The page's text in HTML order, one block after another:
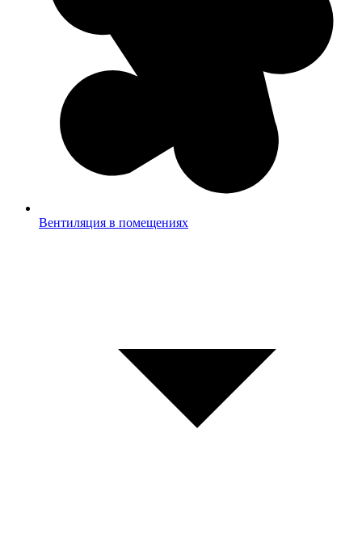
Вентиляция в помещениях